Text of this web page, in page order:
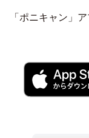
「ポニキャン」